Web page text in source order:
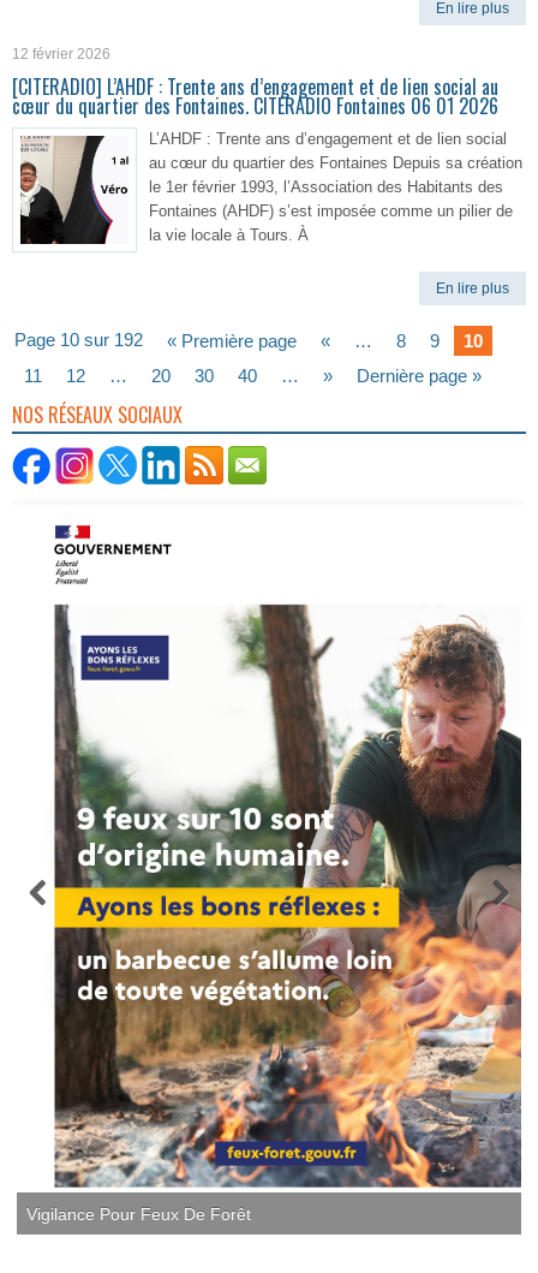
En lire plus
12 février 2026
[CITERADIO] L’AHDF : Trente ans d’engagement et de lien social au
cœur du quartier des Fontaines. CITERADIO Fontaines 06 01 2026
L’AHDF : Trente ans d’engagement et de lien social
au cœur du quartier des Fontaines Depuis sa création
le 1er février 1993, l’Association des Habitants des
Fontaines (AHDF) s’est imposée comme un pilier de
la vie locale à Tours. À
En lire plus
Page 10 sur 192 « Première page « … 8 9
10
11
12 … 20 30 40 … » Dernière page »
NOS RÉSEAUX SOCIAUX